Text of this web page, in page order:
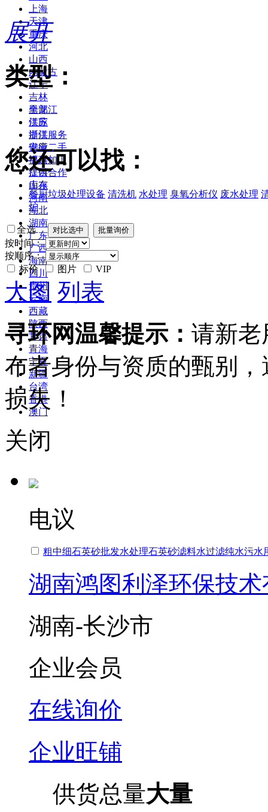
上海
天津
重庆
河北
山西
内蒙古
辽宁
吉林
黑龙江
江苏
浙江
安徽
福建
江西
山东
河南
湖北
湖南
广东
广西
海南
四川
贵州
云南
西藏
陕西
甘肃
青海
宁夏
新疆
台湾
香港
澳门
展开
类型：
全部
供应
提供服务
供应二手
提供加工
提供合作
库存
您还可以找：
餐厨垃圾处理设备 清洗机 水处理 臭氧分析仪 废水处理
炉
全选
按时间：
按顺序：
标价
图片 VIP
大图 列表
寻环网温馨提示： 请新老
布者身份与资质的甄别
损失！
关闭
电议
粗中细石英砂批发水处理石英砂滤料水过滤纯水污水
湖南鸿图利泽环保技
湖南-长沙市
企业会员
在线询价
企业旺铺
供货总量大量